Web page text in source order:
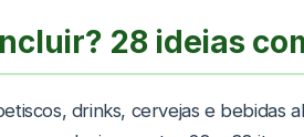
28 ideias
drinks, cervejas e bebidas